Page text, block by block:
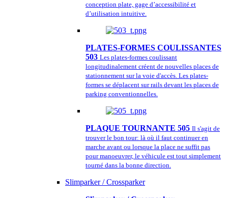
conception plate, gage d’accessibilité et
d’utilisation intuitive.
PLATES-FORMES COULISSANTES
503 Les plates-formes coulissant
longitudinalement créent de nouvelles places de
stationnement sur la voie d'accès. Les plates-
formes se déplacent sur rails devant les places de
parking conventionnelles.
PLAQUE TOURNANTE 505 Il s'agit de
trouver le bon tour: là où il faut continuer en
marche avant ou lorsque la place ne suffit pas
pour manoeuvrer, le véhicule est tout simplement
tourné dans la bonne direction.
Slimparker / Crossparker